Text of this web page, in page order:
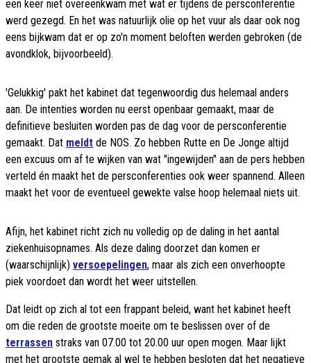
een keer niet overeenkwam met wat er tijdens de persconferentie
werd gezegd. En het was natuurlijk olie op het vuur als daar ook nog
eens bijkwam dat er op zo'n moment beloften werden gebroken (de
avondklok, bijvoorbeeld).
'Gelukkig' pakt het kabinet dat tegenwoordig dus helemaal anders
aan. De intenties worden nu eerst openbaar gemaakt, maar de
definitieve besluiten worden pas de dag voor de persconferentie
gemaakt. Dat meldt de NOS. Zo hebben Rutte en De Jonge altijd
een excuus om af te wijken van wat "ingewijden" aan de pers hebben
verteld én maakt het de persconferenties ook weer spannend. Alleen
maakt het voor de eventueel gewekte valse hoop helemaal niets uit.
Afijn, het kabinet richt zich nu volledig op de daling in het aantal
ziekenhuisopnames. Als deze daling doorzet dan komen er
(waarschijnlijk) versoepelingen, maar als zich een onverhoopte
piek voordoet dan wordt het weer uitstellen.
Dat leidt op zich al tot een frappant beleid, want het kabinet heeft
om die reden de grootste moeite om te beslissen over of de
terrassen straks van 07.00 tot 20.00 uur open mogen. Maar lijkt
met het grootste gemak al wel te hebben besloten dat het negatieve